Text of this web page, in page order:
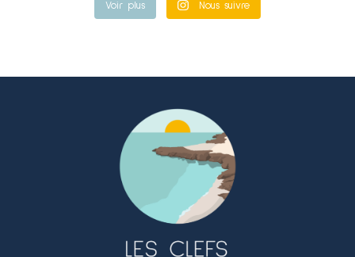
Voir plus Nous suivre